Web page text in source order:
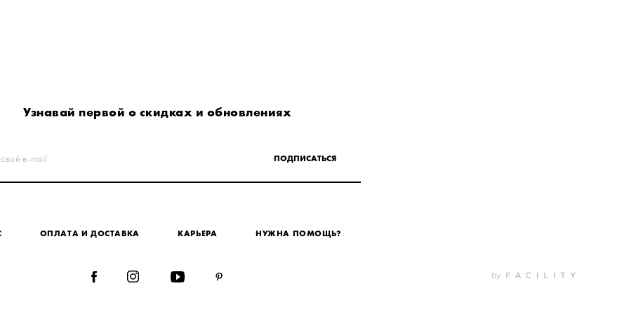
Узнавай первой о скидках и обновлениях
e-mail ПОДПИСАТЬСЯ
ОПЛАТА И ДОСТАВКА КАРЬЕРА НУЖНА ПОМОЩЬ?